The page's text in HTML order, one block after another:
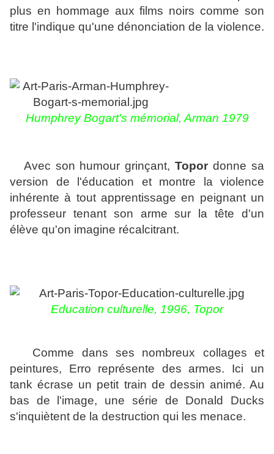
plus en hommage aux films noirs comme son
titre l'indique qu'une dénonciation de la violence.
Humphrey Bogart's mémorial, Arman 1979
Avec son humour grinçant,Topor donne sa
version de l'éducation et montre la violence
inhérente à tout apprentissage en peignant un
professeur tenant son arme sur la tête d'un
élève qu'on imagine récalcitrant.
Education culturelle, 1996, Topor
Comme dans ses nombreux collages et
peintures, Erro
représente des armes. Ici un
tank écrase un petit train de dessin animé. Au
bas de l'image, une série de Donald Ducks
s'inquiètent de la destruction qui les menace.